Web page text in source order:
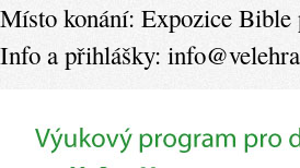
Místo konání: Expozice
Info a přihlášky: